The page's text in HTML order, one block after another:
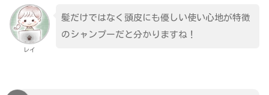
レイ
髪だけではなく頭皮にも優しい使い心地が特徴
のシャンプーだと分かりますね！